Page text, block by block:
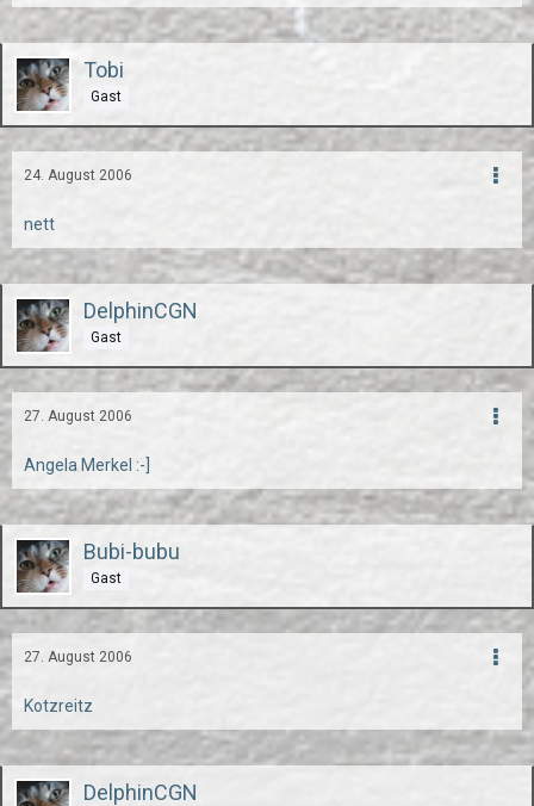
Tobi
Gast
24. August 2006
nett
DelphinCGN
Gast
27. August 2006
Angela Merkel :-]
Bubi-bubu
Gast
27. August 2006
Kotzreitz
DelphinCGN